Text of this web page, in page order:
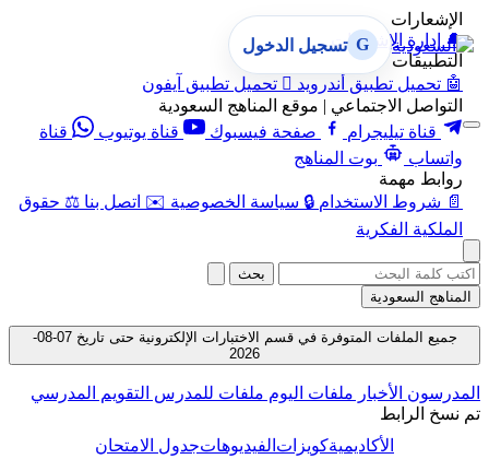
الإشعارات
🔔
إدارة الإشعارات
التطبيقات
🤖 تحميل تطبيق أندرويد  تحميل تطبيق آيفون
التواصل الاجتماعي | موقع المناهج السعودية
قناة تيليجرام
صفحة فيسبوك قناة يوتيوب
قناة
واتساب
بوت المناهج
روابط مهمة
📄 شروط الاستخدام 🔒 سياسة الخصوصية ✉️ اتصل بنا ⚖️ حقوق
الملكية الفكرية
G تسجيل الدخول
بحث
المناهج السعودية
جميع الملفات المتوفرة في قسم الاختبارات الإلكترونية حتى تاريخ 07-08-
2026
المدرسون الأخبار ملفات اليوم ملفات للمدرس التقويم المدرسي
تم نسخ الرابط
الأكاديميةكويزاتالفيديوهاتجدول الامتحان